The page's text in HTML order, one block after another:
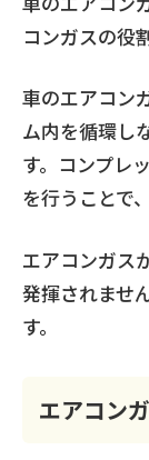
コンガスの役
車のエアコン
ム内を循環し
す。コンプレ
を行うことで
エアコンガス
発揮されませ
す。
エアコン